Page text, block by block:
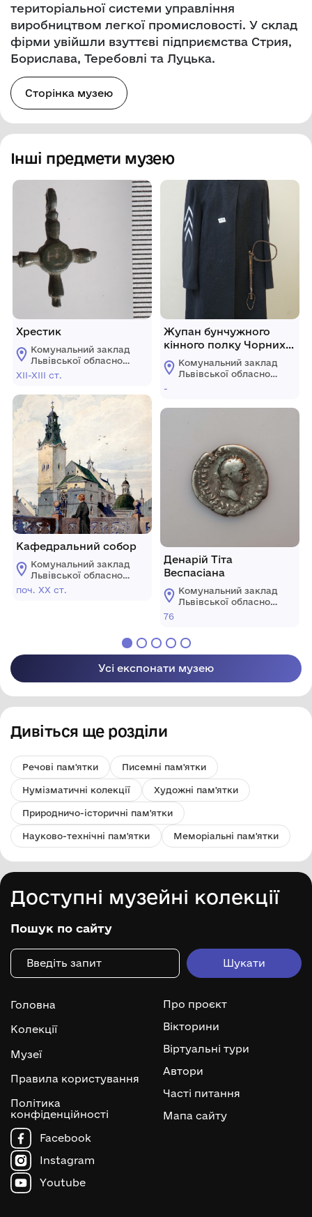
територіальної системи управління
виробництвом легкої промисловості. У склад
фірми увійшли взуттєві підприємства Стрия,
Борислава, Теребовлі та Луцька.
Сторінка музею
Інші предмети музею
Хрестик
Комунальний заклад
Львівської обласної
ради "Львівський
ХІІ-ХІІІ ст.
Кафедральний собор
Комунальний заклад
Львівської обласної
ради "Львівський
поч. ХХ ст.
Жупан бунчужного
кінного полку Чорних
запорожців
(реконструкція)
Комунальний заклад
Львівської обласної
-
Денарій Тіта
Веспасіана
Комунальний заклад
Львівської обласної
76
Усі експонати музею
Дивіться ще розділи
Речові пам'ятки Писемні пам'ятки
Нумізматичні колекції Художні пам'ятки
Природничо-історичні пам'ятки
Науково-технічні пам'ятки Меморіальні пам'ятки
Доступні музейні колекції
Пошук по сайту
Головна
Колекції
Музеї
Правила користування
Політика
конфіденційності
Про проєкт
Вікторини
Віртуальні тури
Автори
Часті питання
Мапа сайту
Facebook
Instagram
Youtube